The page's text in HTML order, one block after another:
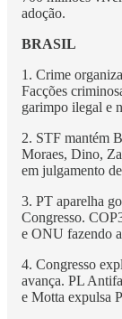
adoção.
BRASIL
1. Crime
Facções
garimpo ilegal e
2. STF mantém
Moraes, Dino,
em julgamento
3. PT aparelha
Congresso.
e ONU fazendo
4. Congresso
avança. PL
e Motta expulsa